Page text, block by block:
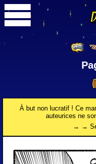
À but non lucratif ! Ce
auteurices ne
→ →